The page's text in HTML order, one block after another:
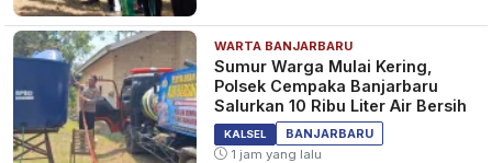
WARTA BANJARBARU
Sumur Warga Mulai Kering,
Polsek Cempaka Banjarbaru
Salurkan 10 Ribu Liter Air Bersih
KALSEL
BANJARBARU
1 jam yang lalu